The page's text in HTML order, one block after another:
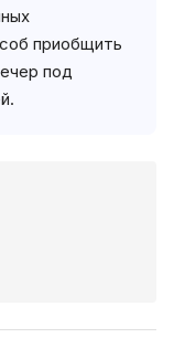
приобщить
под